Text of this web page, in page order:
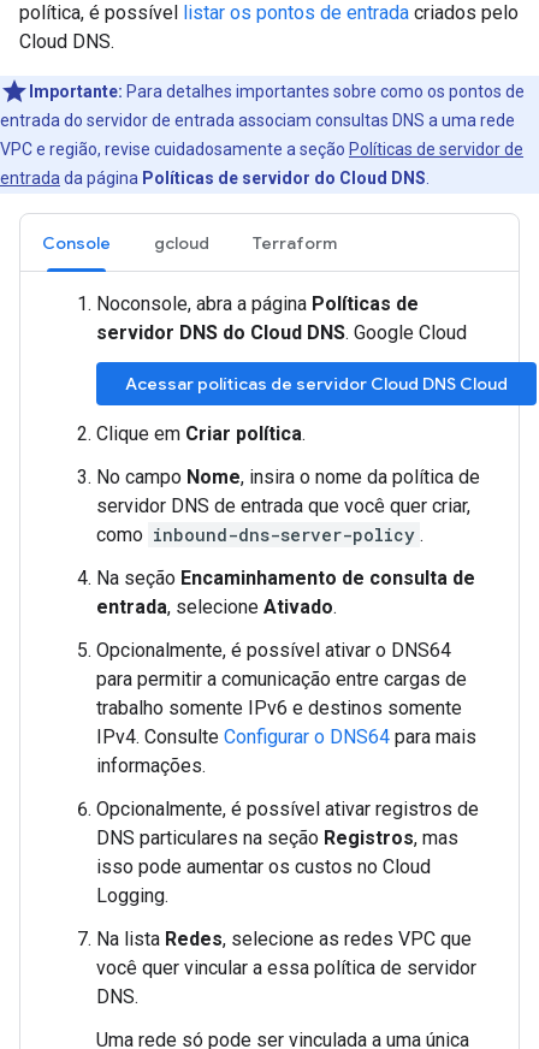
política, é possível listar os pontos de entrada criados pelo
Cloud DNS.
Importante: Para detalhes importantes sobre como os pontos de
entrada do servidor de entrada associam consultas DNS a uma rede
VPC e região, revise cuidadosamente a seção Políticas de servidor de
entrada da página Políticas de servidor do Cloud DNS
Console gcloud Terraform
Noconsole, abra a página Políticas de
servidor DNS do Cloud DNS. Google Cloud
Acessar políticas de servidor Cloud DNS Cloud
Clique em Criar política.
No campo Nome, insira o nome da política de
servidor DNS de entrada que você quer criar,
como inbound-dns-server-policy .
Na seção Encaminhamento de consulta de
entrada, selecione Ativado.
Opcionalmente, é possível ativar o DNS64
para permitir a comunicação entre cargas de
trabalho somente IPv6 e destinos somente
IPv4. Consulte Configurar o DNS64 para mais
informações.
Opcionalmente, é possível ativar registros de
DNS particulares na seção Registros, mas
isso pode aumentar os custos no Cloud
Logging.
Na lista Redes, selecione as redes VPC que
você quer vincular a essa política de servidor
DNS.
Uma rede só pode ser vinculada a uma única